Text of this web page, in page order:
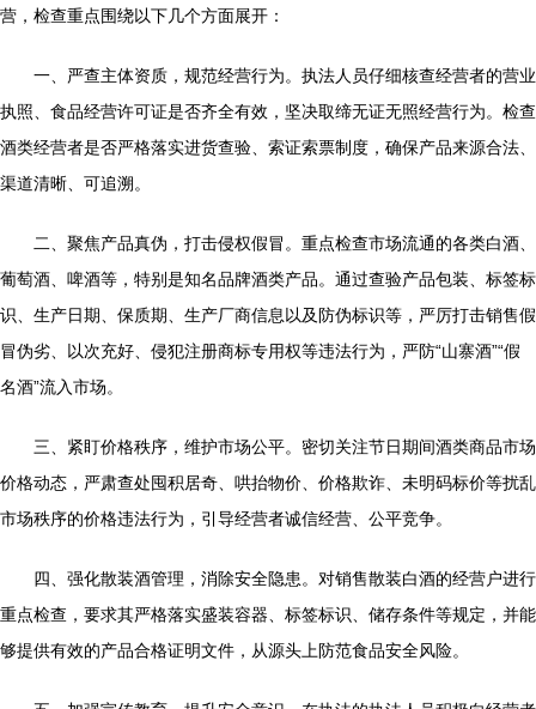
营，检查重点围绕以下几个方面展开：
一、严查主体资质，规范经营行为。执法人员仔细核查经营者的营业
执照、食品经营许可证是否齐全有效，坚决取缔无证无照经营行为。检查
酒类经营者是否严格落实进货查验、索证索票制度，确保产品来源合法、
渠道清晰、可追溯。
二、聚焦产品真伪，打击侵权假冒。重点检查市场流通的各类白酒、
葡萄酒、啤酒等，特别是知名品牌酒类产品。通过查验产品包装、标签标
识、生产日期、保质期、生产厂商信息以及防伪标识等，严厉打击销售假
冒伪劣、以次充好、侵犯注册商标专用权等违法行为，严防“山寨酒”“假
名酒”流入市场。
三、紧盯价格秩序，维护市场公平。密切关注节日期间酒类商品市场
价格动态，严肃查处囤积居奇、哄抬物价、价格欺诈、未明码标价等扰乱
市场秩序的价格违法行为，引导经营者诚信经营、公平竞争。
四、强化散装酒管理，消除安全隐患。对销售散装白酒的经营户进行
重点检查，要求其严格落实盛装容器、标签标识、储存条件等规定，并能
够提供有效的产品合格证明文件，从源头上防范食品安全风险。